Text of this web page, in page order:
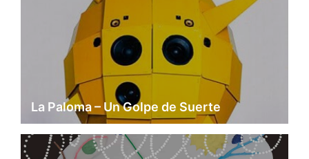
La Paloma – Un Golpe de Suerte